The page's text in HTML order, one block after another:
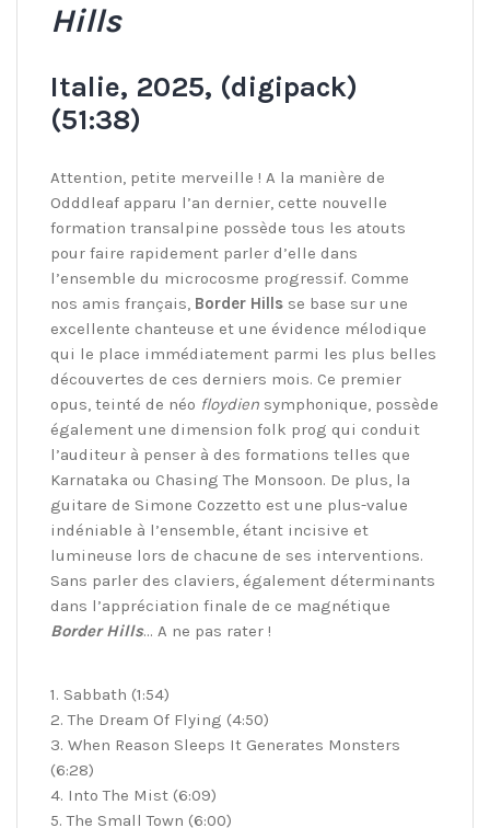
Hills
Italie, 2025, (digipack)
(51:38)
Attention, petite merveille ! A la manière de
Odddleaf apparu l’an dernier, cette nouvelle
formation transalpine possède tous les atouts
pour faire rapidement parler d’elle dans
l’ensemble du microcosme progressif. Comme
nos amis français, Border Hills se base sur une
excellente chanteuse et une évidence mélodique
qui le place immédiatement parmi les plus belles
découvertes de ces derniers mois. Ce premier
opus, teinté de néo floydien symphonique, possède
également une dimension folk prog qui conduit
l’auditeur à penser à des formations telles que
Karnataka ou Chasing The Monsoon. De plus, la
guitare de Simone Cozzetto est une plus-value
indéniable à l’ensemble, étant incisive et
lumineuse lors de chacune de ses interventions.
Sans parler des claviers, également déterminants
dans l’appréciation finale de ce magnétique
Border Hills… A ne pas rater !
1. Sabbath (1:54)
2. The Dream Of Flying (4:50)
3. When Reason Sleeps It Generates Monsters
(6:28)
4. Into The Mist (6:09)
5. The Small Town (6:00)